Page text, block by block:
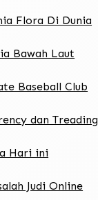
Flora Di Dunia
Bawah Laut
Baseball Club
dan Treading
Hari ini
Judi Online